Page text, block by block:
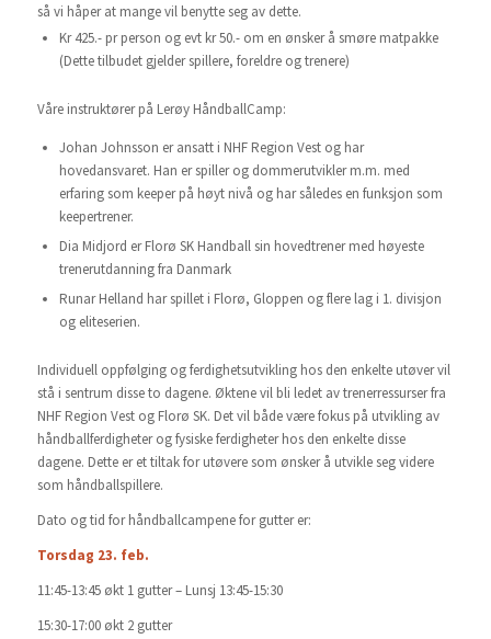
så vi håper at mange vil benytte seg av dette.
Kr 425.- pr person og evt kr 50.- om en ønsker å smøre matpakke
(Dette tilbudet gjelder spillere, foreldre og trenere)
Våre instruktører på Lerøy HåndballCamp:
Johan Johnsson er ansatt i NHF Region Vest og har
hovedansvaret. Han er spiller og dommerutvikler m.m. med
erfaring som keeper på høyt nivå og har således en funksjon som
keepertrener.
Dia Midjord er Florø SK Handball sin hovedtrener med høyeste
trenerutdanning fra Danmark
Runar Helland har spillet i Florø, Gloppen og flere lag i 1. divisjon
og eliteserien.
Individuell oppfølging og ferdighetsutvikling hos den enkelte utøver vil
stå i sentrum disse to dagene. Øktene vil bli ledet av trenerressurser fra
NHF Region Vest og Florø SK. Det vil både være fokus på utvikling av
håndballferdigheter og fysiske ferdigheter hos den enkelte disse
dagene. Dette er et tiltak for utøvere som ønsker å utvikle seg videre
som håndballspillere.
Dato og tid for håndballcampene for gutter er:
Torsdag 23. feb.
11:45-13:45 økt 1 gutter – Lunsj 13:45-15:30
15:30-17:00 økt 2 gutter